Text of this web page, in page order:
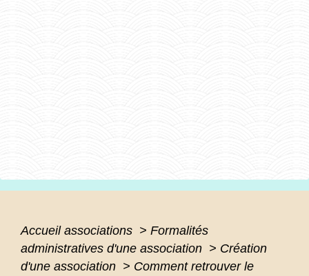
Accueil associations > Formalités
administratives d'une association > Création
d'une association > Comment retrouver le